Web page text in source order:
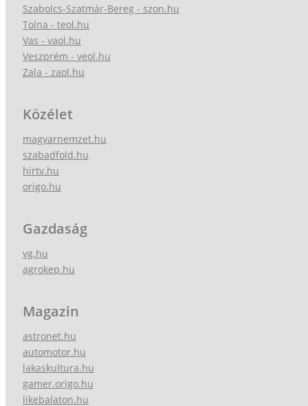
Szabolcs-Szatmár-Bereg - szon.hu
Tolna - teol.hu
Vas - vaol.hu
Veszprém - veol.hu
Zala - zaol.hu
Közélet
magyarnemzet.hu
szabadfold.hu
hirtv.hu
origo.hu
Gazdaság
vg.hu
agrokep.hu
Magazin
astronet.hu
automotor.hu
lakaskultura.hu
gamer.origo.hu
likebalaton.hu